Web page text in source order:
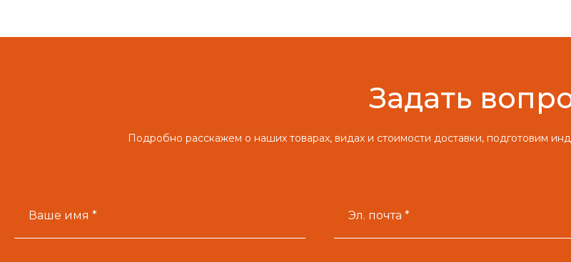
Задать
Подробно расскажем о наших товарах, видах и стоимости доставки, подготовим
Ваше имя * Эл. почта *